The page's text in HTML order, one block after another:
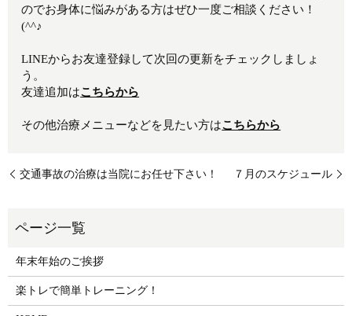
のでお身体に悩みがある方はぜひ一度ご相談ください！
(^^♪
LINEからお友達登録して次回の更新をチェックしましょ
う。
友達追加はこちらから
その他治療メニューなどを見たい方はこちらから
交通事故の治療は当院にお任せ下さい！ ７月のスケジュール
年末年始のご挨拶
楽トレで簡単トレーニング！